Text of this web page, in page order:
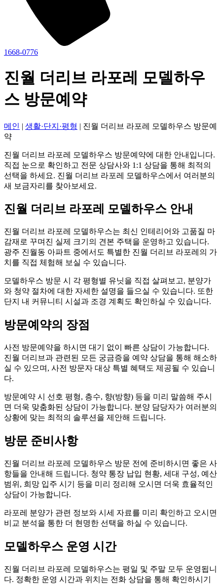
1668-0776
진월 더리브 라포레 모델하우
스 방문예약
메인 | 생활·단지·평형 | 진월 더리브 라포레 모델하우스 방문예
약
진월 더리브 라포레 모델하우스 방문예약에 대한 안내입니다.
직접 눈으로 확인하고 전문 상담사와 1:1 상담을 통해 최적의
선택을 하세요. 진월 더리브 라포레 모델하우스에서 여러분의
새 보금자리를 찾아보세요.
진월 더리브 라포레 모델하우스 안내
진월 더리브 라포레 모델하우스는 최신 인테리어와 고품질 마
감재로 꾸며진 실제 크기의 견본 주택을 운영하고 있습니다.
광주 진월동 아파트 중에서도 특별한 진월 더리브 라포레의 가
치를 직접 체험해 보실 수 있습니다.
모델하우스 방문 시 각 평형별 유닛을 직접 살펴보고, 분양가
와 청약 절차에 대한 자세한 설명을 들으실 수 있습니다. 또한
단지 내 커뮤니티 시설과 조경 계획도 확인하실 수 있습니다.
방문예약의 장점
사전 방문예약을 하시면 대기 없이 빠른 상담이 가능합니다.
진월 더리브과 관련된 모든 궁금증을 예약 상담을 통해 해소하
실 수 있으며, 사전 방문자 대상 특별 혜택도 제공될 수 있습니
다.
방문예약 시 선호 평형, 층수, 향(방향) 등을 미리 말씀해 주시
면 더욱 맞춤화된 상담이 가능합니다. 분양 담당자가 여러분의
상황에 맞는 최적의 솔루션을 제안해 드립니다.
방문 준비사항
진월 더리브 라포레 모델하우스 방문 전에 준비하시면 좋은 사
항들을 안내해 드립니다. 청약 통장 납입 현황, 세대 구성, 예산
범위, 희망 입주 시기 등을 미리 정리해 오시면 더욱 효율적인
상담이 가능합니다.
라포레 분양가 관련 정보와 시세 자료를 미리 확인하고 오시면
비교 분석을 통한 더 현명한 선택을 하실 수 있습니다.
모델하우스 운영 시간
진월 더리브 라포레 모델하우스는 평일 및 주말 모두 운영됩니
다. 정확한 운영 시간과 위치는 전화 상담을 통해 확인하시기